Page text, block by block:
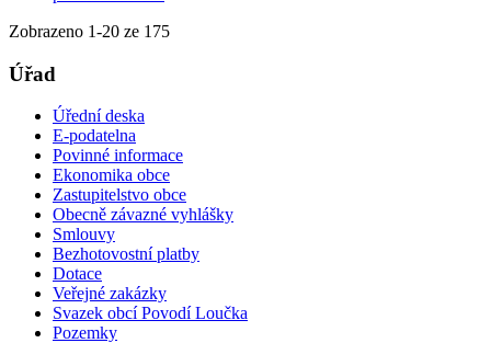
Zobrazeno 1-20 ze 175
Úřad
Úřední deska
E-podatelna
Povinné informace
Ekonomika obce
Zastupitelstvo obce
Obecně závazné vyhlášky
Smlouvy
Bezhotovostní platby
Dotace
Veřejné zakázky
Svazek obcí Povodí Loučka
Pozemky